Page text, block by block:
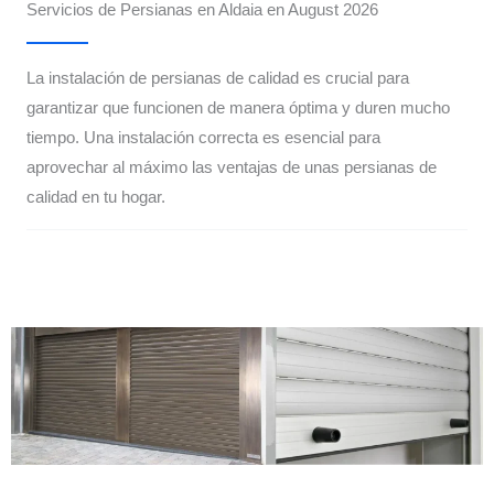
Servicios de Persianas en Aldaia en August 2026
La instalación de persianas de calidad es crucial para
garantizar que funcionen de manera óptima y duren mucho
tiempo. Una instalación correcta es esencial para
aprovechar al máximo las ventajas de unas persianas de
calidad en tu hogar.